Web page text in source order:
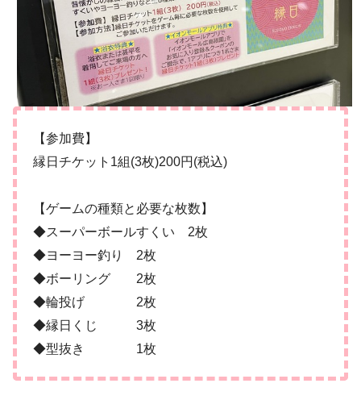
【参加費】
縁日チケット1組(3枚)200円(税込)
【ゲームの種類と必要な枚数】
◆スーパーボールすくい 2枚
◆ヨーヨー釣り 2枚
◆ボーリング 2枚
◆輪投げ 2枚
◆縁日くじ 3枚
◆型抜き 1枚